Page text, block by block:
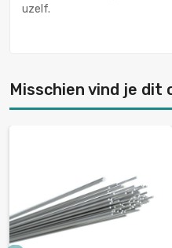
uzelf.
Misschien vind je dit